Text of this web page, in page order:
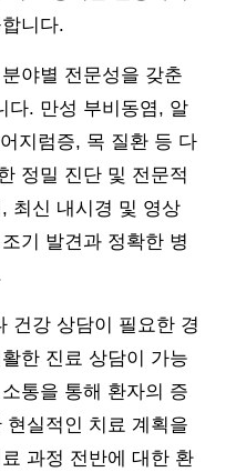
니다.
야별 전문성을 갖춘
다. 만성 부비동염, 알
지럼증, 목 질환 등 다
정밀 진단 및 전문적
최신 내시경 및 영상
기 발견과 정확한 병
건강 상담이 필요한 경
한 진료 상담이 가능
통을 통해 환자의 증
실적인 치료 계획을
과정 전반에 대한 환